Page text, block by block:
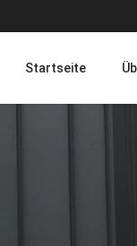
Startseite